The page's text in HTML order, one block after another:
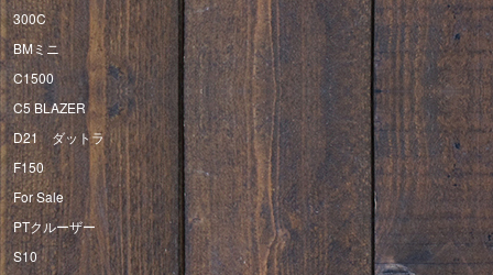
300C
BMミニ
C1500
C5 BLAZER
D21 ダットラ
F150
For Sale
PTクルーザー
S10